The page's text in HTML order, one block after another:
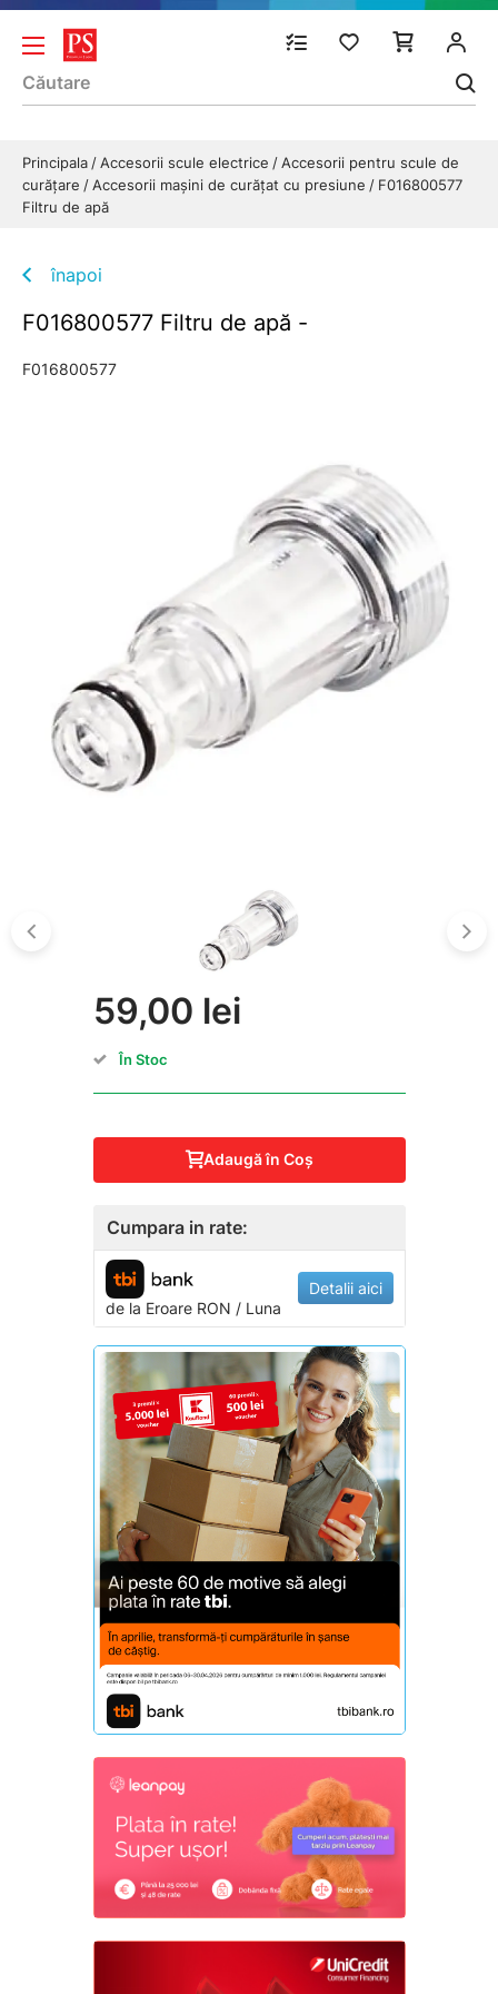
Principala Accesorii scule electrice
Accesorii pentru scule de
curăţare
Accesorii maşini de curăţat cu presiune
F016800577
Filtru de apă
înapoi
F016800577 Filtru de apă -
F016800577
59,00 lei
În Stoc
Adaugă în Coş
Cumpara in rate:
de la EroareRON / Luna
Detalii aici